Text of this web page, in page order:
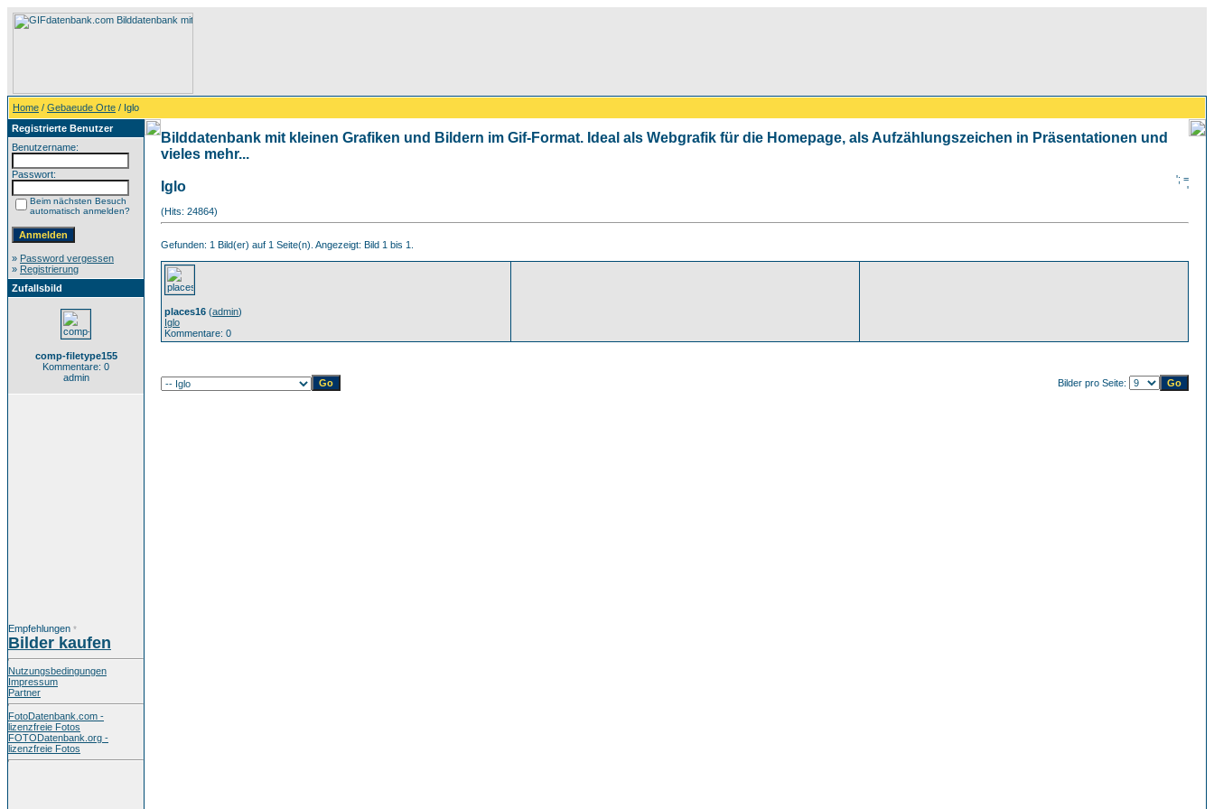
Home / Gebaeude Orte / Iglo
Registrierte Benutzer
Benutzername:
Passwort:
Beim nächsten Besuch
automatisch anmelden?
» Password vergessen
» Registrierung
Zufallsbild
comp-filetype155
Kommentare: 0
admin
Empfehlungen *
Bilder kaufen
Nutzungsbedingungen
Impressum
Partner
FotoDatenbank.com -
lizenzfreie Fotos
FOTODatenbank.org -
lizenzfreie Fotos
Bilddatenbank mit kleinen Grafiken und Bildern im Gif-Format. Ideal als Webgrafik für die Homepage, als Aufzählungszeichen in Präsentationen und
vieles mehr...
Iglo
'; =
'
(Hits: 24864)
Gefunden: 1 Bild(er) auf 1 Seite(n). Angezeigt: Bild 1 bis 1.
places16 (admin)
Iglo
Kommentare: 0
Bilder pro Seite: